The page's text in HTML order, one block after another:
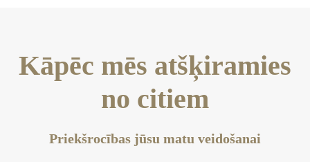
Kāpēc mēs atšķiramies
no citiem
Priekšrocības jūsu matu veidošanai